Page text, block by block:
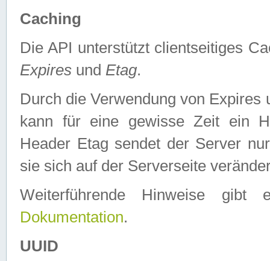
Caching
Die API unterstützt clientseitiges
Expires und Etag.
Durch die Verwendung von
kann für eine gewisse Zeit ein
Header Etag sendet der Server
sie sich auf der Serverseite
Weiterführende Hinweise
Dokumentation.
UUID